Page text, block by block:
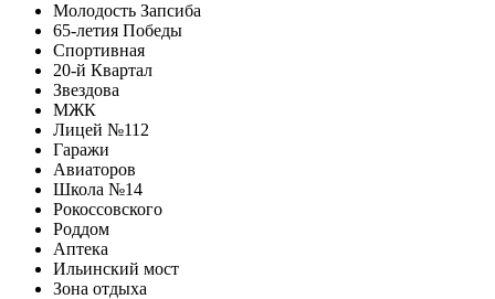
Молодость Запсиба
65-летия Победы
Спортивная
20-й Квартал
Звездова
МЖК
Лицей №112
Гаражи
Авиаторов
Школа №14
Рокосcовского
Роддом
Аптека
Ильинский мост
Зона отдыха